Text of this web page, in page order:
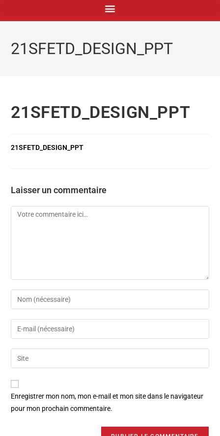
21SFETD_DESIGN_PPT
21SFETD_DESIGN_PPT
21SFETD_DESIGN_PPT
Laisser un commentaire
Enregistrer mon nom, mon e-mail et mon site dans le navigateur
pour mon prochain commentaire.